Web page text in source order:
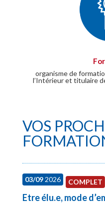
organisme de
l’Intérieur et titulaire
VOS
03/092026 COMPLET
Etre élu.e, mode